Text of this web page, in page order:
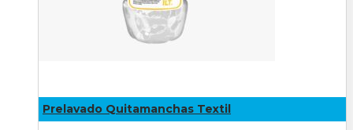
Prelavado Quitamanchas Textil